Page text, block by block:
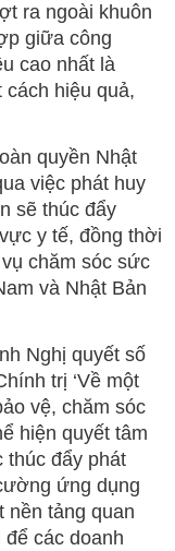
ra ngoài khuôn
giữa công
cao nhất là
hiệu quả,
quyền Nhật
việc phát huy
sẽ thúc đẩy
y tế, đồng thời
chăm sóc sức
và Nhật Bản
Nghị quyết số
trị ‘Về một
vệ, chăm sóc
hiện quyết tâm
thúc đẩy phát
ứng dụng
nền tảng quan
các doanh